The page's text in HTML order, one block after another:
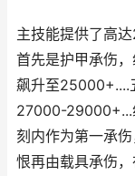
主技能提供了高
首先是护甲承伤
飙升至25000+....
27000-29000+...
刻内作为第一承
恨再由载具承伤